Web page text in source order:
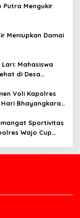
Putra Mengukir
Meniupkan Damai
Mahasiswa
di Desa
Voli Kapolres
Bhayangkara
Sportivitas
Wajo Cup